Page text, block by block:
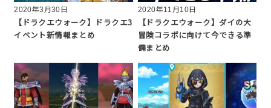
2020年3月30日
【ドラクエウォーク】ドラクエ3
イベント新情報まとめ
2020年11月10日
【ドラクエウォーク】ダイの大
冒険コラボに向けて今できる準
備まとめ